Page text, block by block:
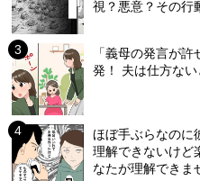
視？悪意？その行
「義母の発言が
発！ 夫は仕方な
ほぼ手ぶらなのに
理解できないけど
なたが理解できま